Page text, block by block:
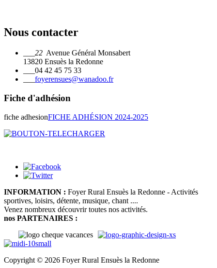
Nous contacter
___22 Avenue Général Monsabert
13820 Ensuès la Redonne
04 42 45 75 33
foyerensues@wanadoo.fr
Fiche d'adhésion
fiche adhesionFICHE ADHÉSION 2024-2025
INFORMATION : Foyer Rural Ensuès la Redonne - Activités
sportives, loisirs, détente, musique, chant ....
Venez nombreux découvrir toutes nos activités.
nos PARTENAIRES :
Copyright © 2026 Foyer Rural Ensuès la Redonne